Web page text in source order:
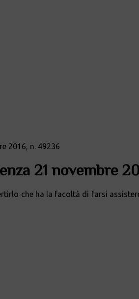
2016, n. 49236
21 novembre
che ha la facoltà di farsi